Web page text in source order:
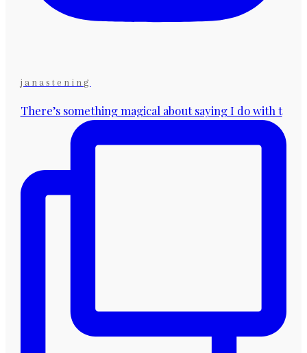
janastening
There’s something magical about saying I do with t